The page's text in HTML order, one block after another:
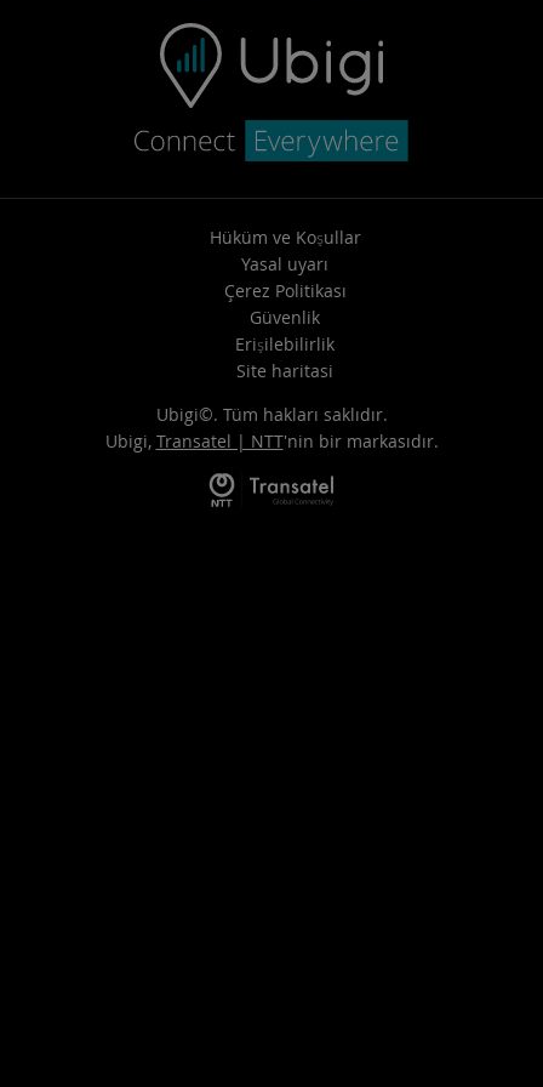
Hüküm ve Koşullar
Yasal uyarı
Çerez Politikası
Güvenlik
Erişilebilirlik
Site haritasi
Ubigi©. Tüm hakları saklıdır.
Ubigi, Transatel | NTT'nin bir markasıdır.